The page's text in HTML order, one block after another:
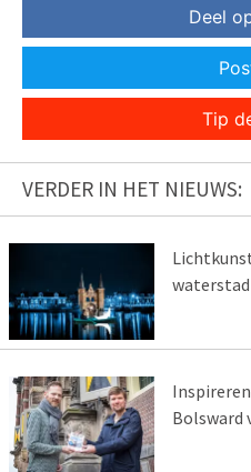
Deel
Tip
VERDER IN HET NIEUWS:
waterstad
Bolsward